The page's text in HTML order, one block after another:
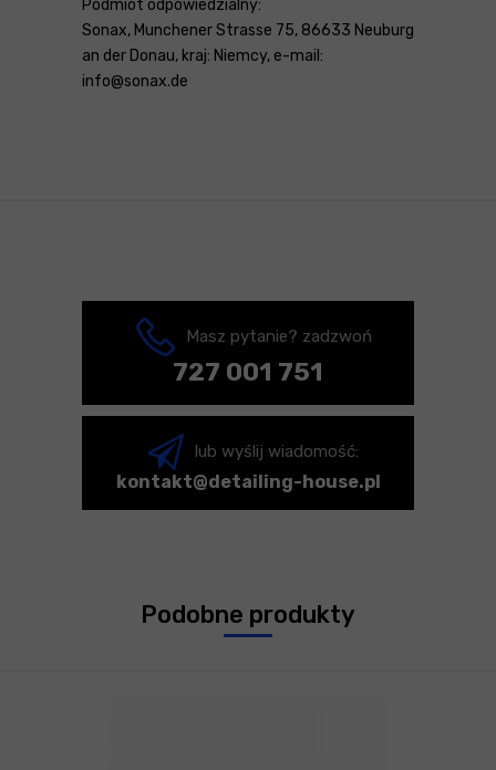
Podmiot odpowiedzialny:
Sonax, Munchener Strasse 75, 86633 Neuburg
an der Donau, kraj: Niemcy, e-mail:
info@sonax.de
Masz pytanie? zadzwoń
727 001 751
lub wyślij wiadomość:
kontakt@detailing-house.pl
Podobne produkty